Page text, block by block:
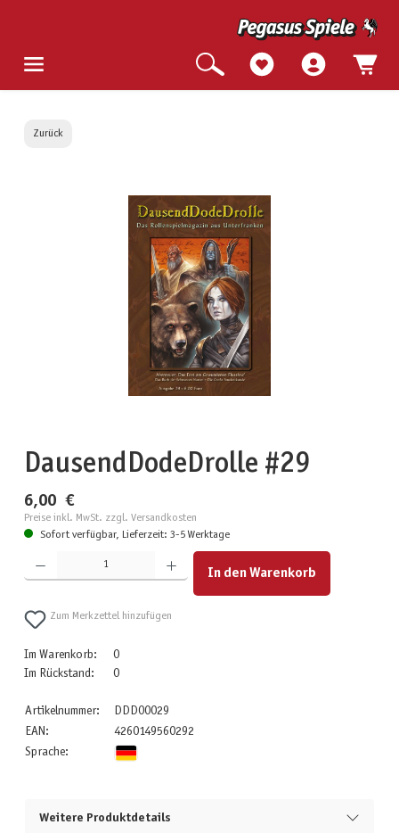
Zurück
Bildergalerie überspringen
DausendDodeDrolle #29
6,00 €
Preise inkl. MwSt. zzgl. Versandkosten
Sofort verfügbar, Lieferzeit: 3-5 Werktage
Produkt Anzahl: Gib den gewünschten Wert ein oder benutze die Schaltflächen um die Anzahl zu
In den Warenkorb
Zum Merkzettel hinzufügen
Im Warenkorb:
0
Im Rückstand:
0
Artikelnummer:
DDD00029
EAN:
4260149560292
Sprache:
Weitere Produktdetails